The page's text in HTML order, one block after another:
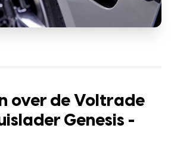
over de Voltrade
Genesis -